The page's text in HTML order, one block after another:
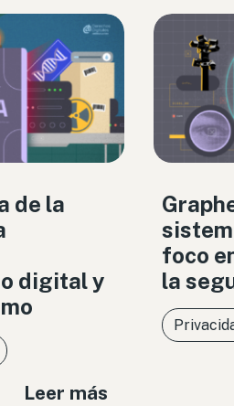
de la
digital y
Leer más
foco
la